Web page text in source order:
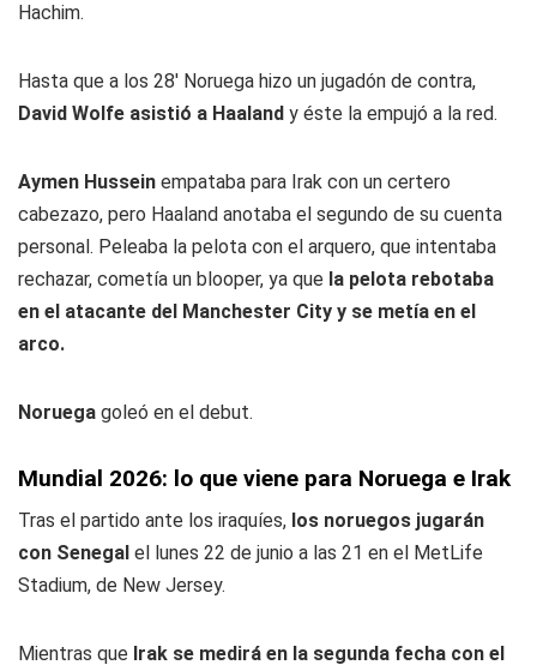
Hachim.
Hasta que a los 28' Noruega hizo un jugadón de contra,
David Wolfe asistió a Haaland y éste la empujó a la red.
Aymen Hussein empataba para Irak con un certero
cabezazo, pero Haaland anotaba el segundo de su cuenta
personal. Peleaba la pelota con el arquero, que intentaba
rechazar, cometía un blooper, ya que la pelota rebotaba
en el atacante del Manchester City y se metía en el
arco.
Noruega goleó en el debut.
Mundial 2026: lo que viene para Noruega e Irak
Tras el partido ante los iraquíes, los noruegos jugarán
con Senegal el lunes 22 de junio a las 21 en el MetLife
Stadium, de New Jersey.
Mientras que Irak se medirá en la segunda fecha con el